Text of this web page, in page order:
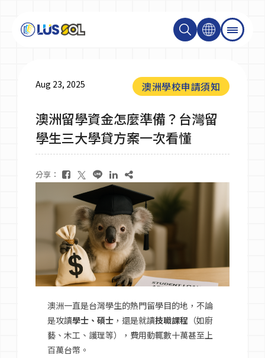
Aug 23, 2025 澳洲學校申請須知
澳洲留學資金怎麼準備？台灣留
學生三大學貸方案一次看懂
分享：
澳洲一直是台灣學生的熱門留學目的地，不論
是攻讀學士、碩士 ，還是就讀技職課程 （如廚
藝、木工、護理等），費用動輒數十萬甚至上
百萬台幣。
最新消息
大學碩士
技職學校
語言學校
澳洲簽證